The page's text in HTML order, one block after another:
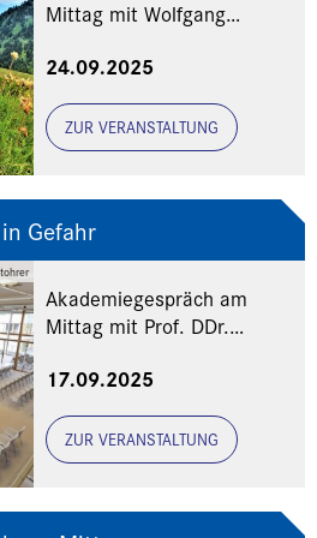
Mittag mit Wolfgang
Schwarz
24.09.2025
ZUR VERANSTALTUNG
Gefahr
Akademiegespräch am
Mittag mit Prof. DDr.
Hans-Joachim Heßler
17.09.2025
ZUR VERANSTALTUNG